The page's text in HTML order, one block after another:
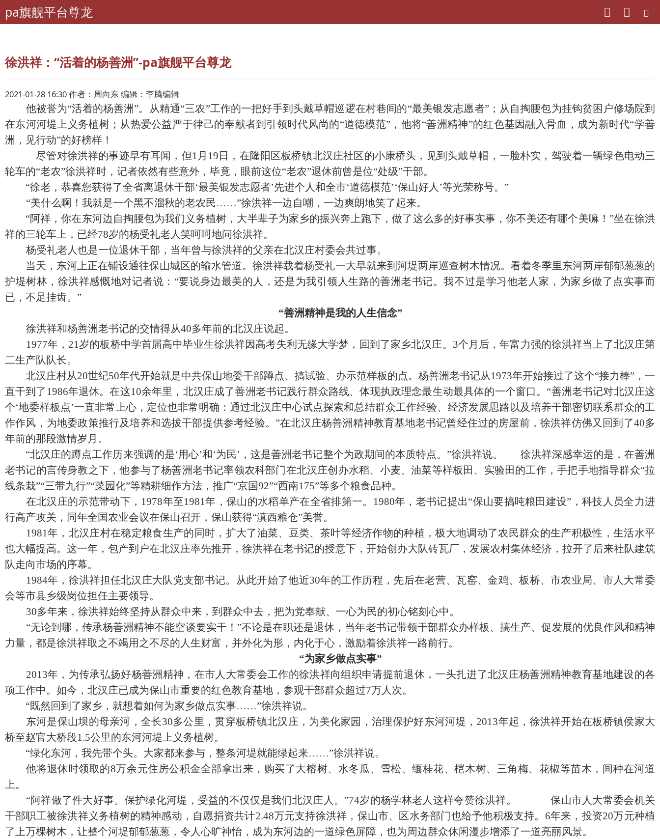
pa旗舰平台尊龙
pa旗舰平台尊龙 离退休干部工作
徐洪祥：“活着的杨善洲”-pa旗舰平台尊龙
2021-01-28 16:30 作者：周向东 编辑：李腾编辑
他被誉为“活着的杨善洲”。从精通“三农”工作的一把好手到头戴草帽巡逻在村巷间的“最美银发志愿者”；从自掏腰包为挂钩贫困户修场院到
在东河河堤上义务植树；从热爱公益严于律己的奉献者到引领时代风尚的“道德模范”，他将“善洲精神”的红色基因融入骨血，成为新时代“学善
洲，见行动”的好榜样！
尽管对徐洪祥的事迹早有耳闻，但1月 19 日，在隆阳区板桥镇北汉庄社区的小康桥头，见到头戴草帽，一脸朴实，驾驶着一辆绿色电动三
轮车的“老农”徐洪祥时，记者依然有些意外，毕竟，眼前这位“老农”退休前曾是位“处级”干部。
“徐老，恭喜您获得了全省离退休干部‘最美银发志愿者’先进个人和全市‘道德模范’‘保山好人’等光荣称号。”
“美什么啊！我就是一个黑不溜秋的老农民……”徐洪祥一边自嘲，一边爽朗地笑了起来。
“阿祥，你在东河边自掏腰包为我们义务植树，大半辈子为家乡的振兴奔上跑下，做了这么多的好事实事，你不美还有哪个美嘛！”坐在徐洪
祥的三轮车上，已经78岁的杨受礼老人笑呵呵地问徐洪祥。
杨受礼老人也是一位退休干部，当年曾与徐洪祥的父亲在北汉庄村委会共过事。
当天，东河上正在铺设通往保山城区的输水管道。徐洪祥载着杨受礼一大早就来到河堤两岸巡查树木情况。看着冬季里东河两岸郁郁葱葱的
护堤树林，徐洪祥感慨地对记者说：“要说身边最美的人，还是为我引领人生路的善洲老书记。我不过是学习他老人家，为家乡做了点实事而
已，不足挂齿。”
“善洲精神是我的人生信念”
徐洪祥和杨善洲老书记的交情得从40多年前的北汉庄说起。
1977年， 21岁的板桥中学首届高中毕业生徐洪祥因高考失利无缘大学梦，回到了家乡北汉庄。 3个月后，年富力强的徐洪祥当上了北汉庄第
二生产队队长。
北汉庄村从20世纪50年代开始就是中共保山地委干部蹲点、搞试验、办示范样板的点。杨善洲老书记从1973年开始接过了这个“接力棒”，一
直干到了 1986年退休。在这10余年里，北汉庄成了善洲老书记践行群众路线、体现执政理念最生动最具体的一个窗口。“善洲老书记对北汉庄这
个‘地委样板点’一直非常上心，定位也非常明确：通过北汉庄中心试点探索和总结群众工作经验、经济发展思路以及培养干部密切联系群众的工
作作风，为地委政策推行及培养和选拔干部提供参考经验。”在北汉庄杨善洲精神教育基地老书记曾经住过的房屋前，徐洪祥仿佛又回到了40多
年前的那段激情岁月。
“北汉庄的蹲点工作历来强调的是‘用心’和‘为民’，这是善洲老书记整个为政期间的本质特点。”徐洪祥说。
徐洪祥深感幸运的是，在善洲
老书记的言传身教之下，他参与了杨善洲老书记率领农科部门在北汉庄创办水稻、小麦、油菜等样板田、实验田的工作，手把手地指导群众“拉
线条栽”“三带九行”“菜园化”等精耕细作方法，推广“京国92”“西南175”等多个粮食品种。
在北汉庄的示范带动下， 1978年至1981年，保山的水稻单产在全省排第一。 1980年，老书记提出“保山要搞吨粮田建设”，科技人员全力进
行高产攻关，同年全国农业会议在保山召开，保山获得“滇西粮仓”美誉。
1981年，北汉庄村在稳定粮食生产的同时，扩大了油菜、豆类、茶叶等经济作物的种植，极大地调动了农民群众的生产积极性，生活水平
也大幅提高。这一年，包产到户在北汉庄率先推开，徐洪祥在老书记的授意下，开始创办大队砖瓦厂，发展农村集体经济，拉开了后来社队建筑
队走向市场的序幕。
1984年，徐洪祥担任北汉庄大队党支部书记。从此开始了他近30年的工作历程，先后在老营、瓦窑、金鸡、板桥、市农业局、市人大常委
会等市县乡级岗位担任主要领导。
30多年来，徐洪祥始终坚持从群众中来，到群众中去，把为党奉献、一心为民的初心铭刻心中。
“无论到哪，传承杨善洲精神不能空谈要实干！”不论是在职还是退休，当年老书记带领干部群众办样板、搞生产、促发展的优良作风和精神
力量，都是徐洪祥取之不竭用之不尽的人生财富，并外化为形，内化于心，激励着徐洪祥一路前行。
“为家乡做点实事”
2013年，为传承弘扬好杨善洲精神，在市人大常委会工作的徐洪祥向组织申请提前退休，一头扎进了北汉庄杨善洲精神教育基地建设的各
项工作中。如今，北汉庄已成为保山市重要的红色教育基地，参观干部群众超过7万人次。
“既然回到了家乡，就想着如何为家乡做点实事……”徐洪祥说。
东河是保山坝的母亲河，全长30多公里，贯穿板桥镇北汉庄，为美化家园，治理保护好东河河堤， 2013年起，徐洪祥开始在板桥镇侯家大
桥至赵官大桥段1.5公里的东河河堤上义务植树。
“绿化东河，我先带个头。大家都来参与，整条河堤就能绿起来……”徐洪祥说。
他将退休时领取的8万余元住房公积金全部拿出来，购买了大榕树、水冬瓜、雪松、缅桂花、桤木树、三角梅、花椒等苗木，间种在河道
上。
“阿祥做了件大好事。保护绿化河堤，受益的不仅仅是我们北汉庄人。”74岁的杨学林老人这样夸赞徐洪祥。
保山市人大常委会机关
干部职工被徐洪祥义务植树的精神感动，自愿捐资共计2.48万元支持徐洪祥，保山市、区水务部门也给予他积极支持。 6年来，投资20万元种植
了上万棵树木，让整个河堤郁郁葱葱，令人心旷神怡，成为东河边的一道绿色屏障，也为周边群众休闲漫步增添了一道亮丽风景。